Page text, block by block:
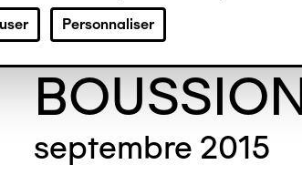
Personnaliser
Charles
septembre 2015